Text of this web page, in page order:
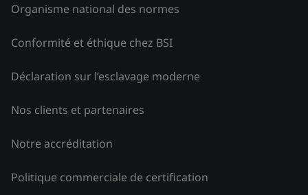
Organisme national des normes
Conformité et éthique chez BSI
Déclaration sur l’esclavage moderne
Nos clients et partenaires
Notre accréditation
Politique commerciale de certification